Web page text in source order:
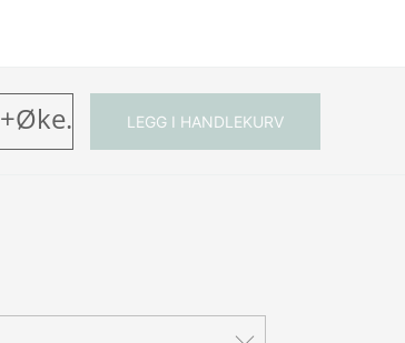
Kanwood
Nordia
+Øke. LEGG I HANDLEKURV